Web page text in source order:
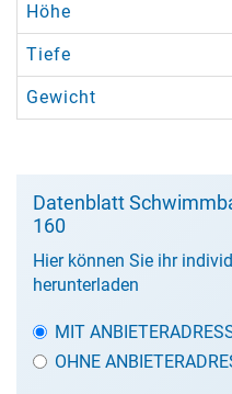
Höhe
Tiefe
Gewicht
Datenblatt
160
Hier können Sie ihr
herunterladen
MIT
OHNE